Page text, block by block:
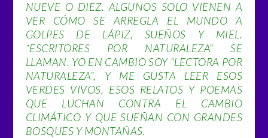
NUEVE O DIEZ. ALGUNOS SOLO VIENEN A
VER CÓMO SE ARREGLA EL MUNDO A
GOLPES DE LÁPIZ, SUEÑOS Y MIEL.
“ESCRITORES POR NATURALEZA” SE
LLAMAN. YO EN CAMBIO SOY “LECTORA POR
NATURALEZA”, Y ME GUSTA LEER ESOS
VERDES VIVOS, ESOS RELATOS Y POEMAS
QUE LUCHAN CONTRA EL CAMBIO
CLIMÁTICO Y QUE SUEÑAN CON GRANDES
BOSQUES Y MONTAÑAS.